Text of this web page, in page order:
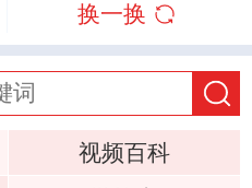
换一换
视频百科